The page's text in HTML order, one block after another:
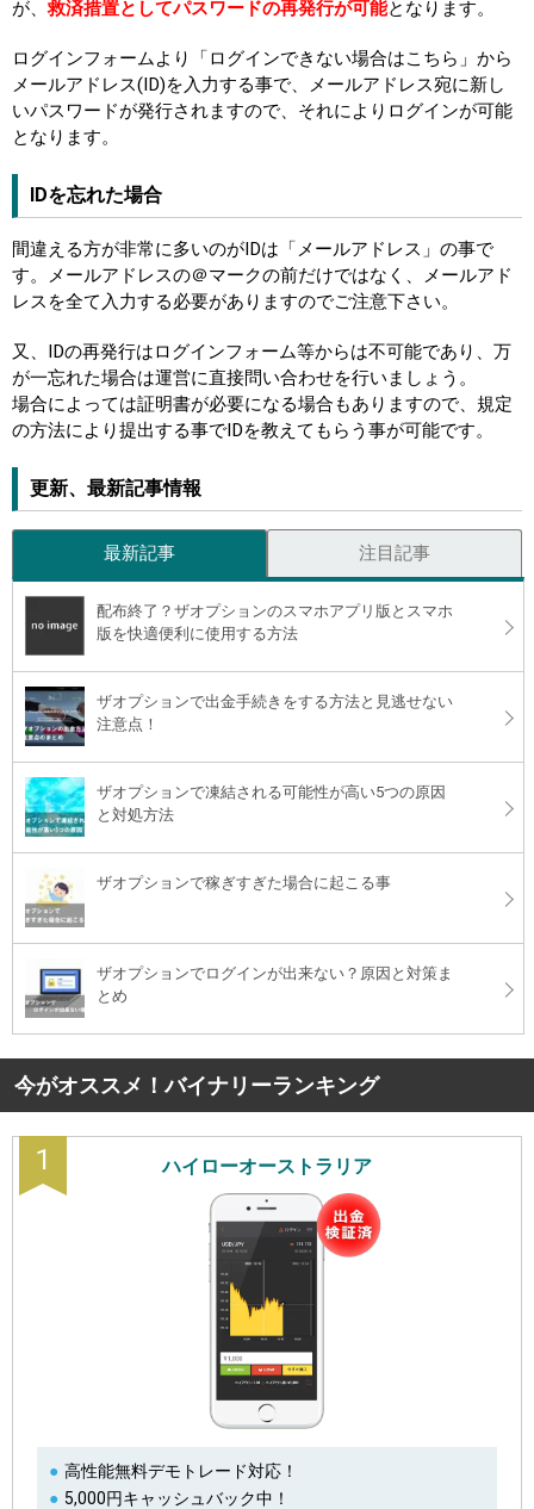
が、救済措置としてパスワードの再発行が可能となります。
ログインフォームより「ログインできない場合はこちら」から
メールアドレス(ID)を入力する事で、メールアドレス宛に新し
いパスワードが発行されますので、それによりログインが可能
となります。
IDを忘れた場合
間違える方が非常に多いのがIDは「メールアドレス」の事で
す。メールアドレスの＠マークの前だけではなく、メールアド
レスを全て入力する必要がありますのでご注意下さい。
又、IDの再発行はログインフォーム等からは不可能であり、万
が一忘れた場合は運営に直接問い合わせを行いましょう。
場合によっては証明書が必要になる場合もありますので、規定
の方法により提出する事でIDを教えてもらう事が可能です。
更新、最新記事情報
最新記事 注目記事
配布終了？ザオプションのスマホアプリ版とスマホ
版を快適便利に使用する方法
ザオプションで出金手続きをする方法と見逃せない
注意点！
ザオプションで凍結される可能性が高い5つの原因
と対処方法
ザオプションで稼ぎすぎた場合に起こる事
ザオプションでログインが出来ない？原因と対策ま
とめ
今がオススメ！バイナリーランキング
1 ハイローオーストラリア
高性能無料デモトレード対応！
5,000円キャッシュバック中！